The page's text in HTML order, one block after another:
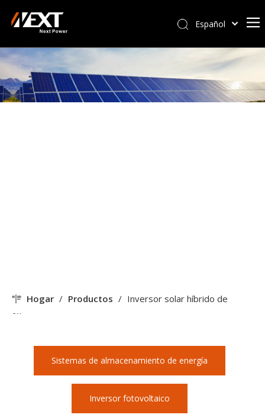
Español
Kiswahili
ไทย
Italiano
Hogar / Productos / Inversor solar híbrido de
fábrica
Sistemas de almacenamiento de energía
Inversor fotovoltaico